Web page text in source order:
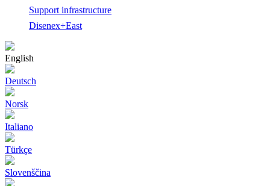
Support infrastructure
Disenex+East
English
Deutsch
Norsk
Italiano
Türkçe
Slovenščina